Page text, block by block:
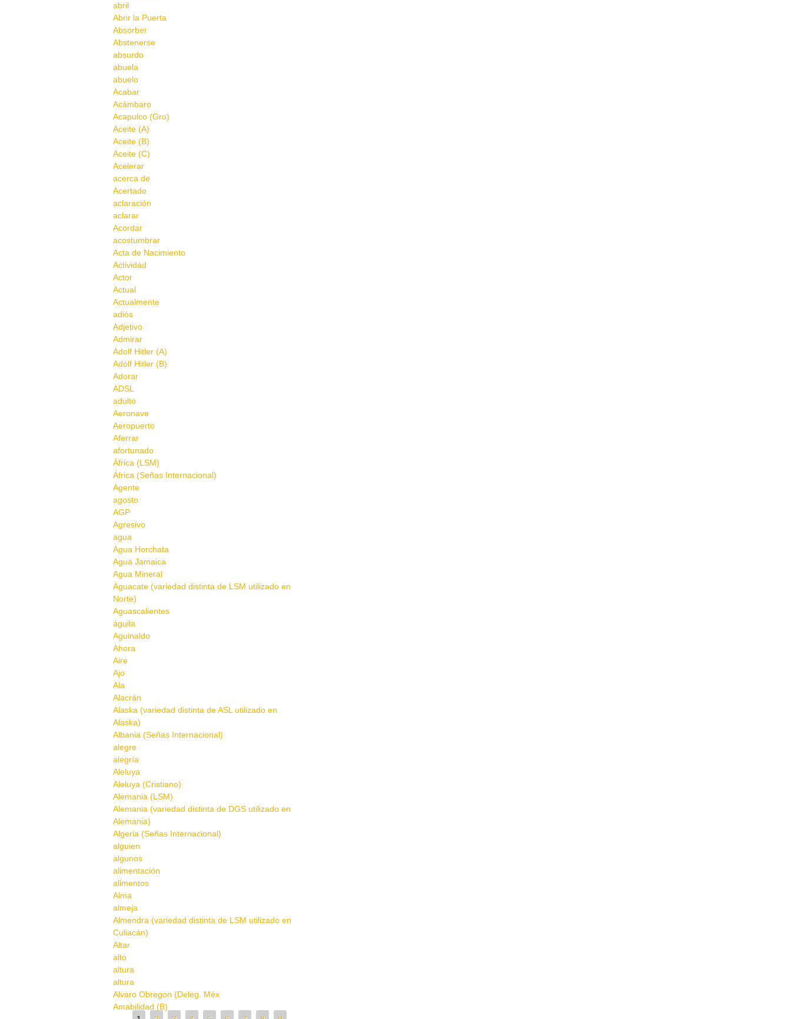
abril
Abrir la Puerta
Absorber
Abstenerse
absurdo
abuela
abuelo
Acabar
Acámbaro
Acapulco (Gro)
Aceite (A)
Aceite (B)
Aceite (C)
Acelerar
acerca de
Acertado
aclaración
aclarar
Acordar
acostumbrar
Acta de Nacimiento
Actividad
Actor
Actual
Actualmente
adiós
Adjetivo
Admirar
Adolf Hitler (A)
Adolf Hitler (B)
Adorar
ADSL
adulto
Aeronave
Aeropuerto
Aferrar
afortunado
África (LSM)
África (Señas Internacional)
Agente
agosto
AGP
Agresivo
agua
Agua Horchata
Agua Jamaica
Agua Mineral
Aguacate (variedad distinta de LSM utilizado en
Norte)
Aguascalientes
águila
Aguinaldo
Ahora
Aire
Ajo
Ala
Alacrán
Alaska (variedad distinta de ASL utilizado en
Alaska)
Albania (Señas Internacional)
alegre
alegría
Aleluya
Aleluya (Cristiano)
Alemania (LSM)
Alemania (variedad distinta de DGS utilizado en
Alemania)
Algeria (Señas Internacional)
alguien
algunos
alimentación
alimentos
Alma
almeja
Almendra (variedad distinta de LSM utilizado en
Culiacán)
Altar
alto
altura
altura
Alvaro Obregon (Deleg. Méx
Amabilidad (B)